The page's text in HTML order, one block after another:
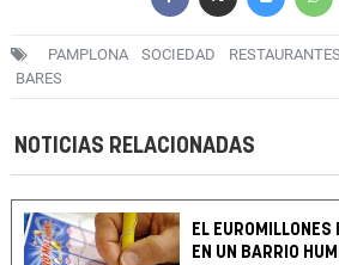
PAMPLONA SOCIEDAD RESTAURANTES
BARES
NOTICIAS RELACIONADAS
EL
EN UN BARRIO